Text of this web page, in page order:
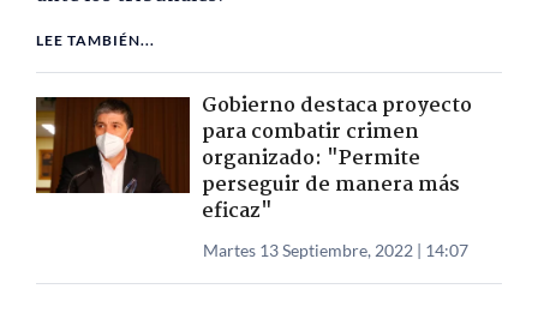
LEE TAMBIÉN...
Gobierno destaca proyecto
para combatir crimen
organizado: "Permite
perseguir de manera más
eficaz"
Martes 13 Septiembre, 2022 | 14:07